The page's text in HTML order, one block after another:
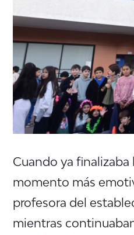
Cuando ya
momento más
profesora del
mientras